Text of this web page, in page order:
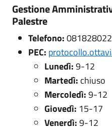
Gestione
Palestre
Telefono:
PEC:
Lunedì:9-12
Martedì: chiuso
Mercoledì:9-12
Giovedì: 15-17
Venerdì:9-12